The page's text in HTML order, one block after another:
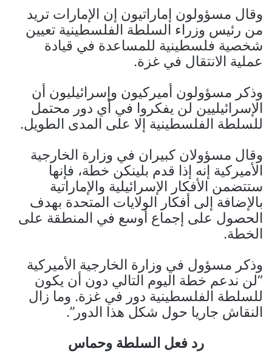
وقال مسؤولون إماراتيون إن الإمارات تريد
من رئيس وزراء السلطة الفلسطينية تعيين
شخصية فلسطينية للمساعدة في قيادة
عملية الانتقال في غزة.
وذكر مسؤولون أميركيون وإسرائيليون أن
الإسرائيليين لن يفكروا في أي دور محتمل
للسلطة الفلسطينية إلا على المدى الطويل.
وقال مسؤولان كبيران في وزارة الخارجية
الأميركية إنه إذا قدم بلينكن خطة، فإنها
ستتضمن الأفكار الإسرائيلية والإماراتية
بالإضافة إلى أفكار الولايات المتحدة بهدف
الحصول على إجماع أوسع في المنطقة على
الخطة.
وذكر مسؤول في وزارة الخارجية الأميركية
“لن ندعم خطة اليوم التالي دون أن يكون
للسلطة الفلسطينية دور في غزة. وما زال
النقاش جاريا حول شكل هذا الدور”.
رد فعل السلطة وحماس